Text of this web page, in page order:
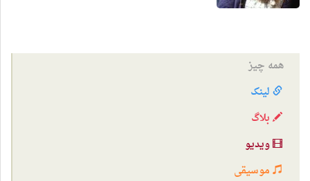
همه چیز
لینک
بلاگ
ویدیو
موسیقی